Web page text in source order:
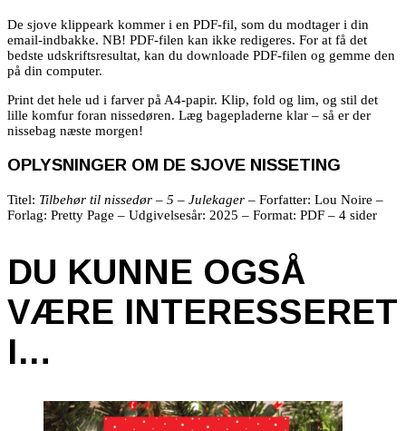
De sjove klippeark kommer i en PDF-fil, som du modtager i din
email-indbakke. NB! PDF-filen kan ikke redigeres. For at få det
bedste udskriftsresultat, kan du downloade PDF-filen og gemme den
på din computer.
Print det hele ud i farver på A4-papir. Klip, fold og lim, og stil det
lille komfur foran nissedøren. Læg bagepladerne klar – så er der
nissebag næste morgen!
OPLYSNINGER OM DE SJOVE NISSETING
Titel: Tilbehør til nissedør – 5 – Julekager – Forfatter: Lou Noire –
Forlag: Pretty Page – Udgivelsesår: 2025 – Format: PDF – 4 sider
DU KUNNE OGSÅ
VÆRE INTERESSERET
I…